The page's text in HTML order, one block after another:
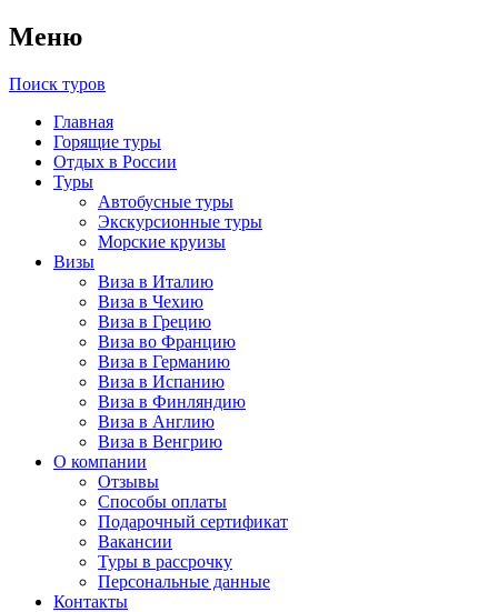
Меню
Поиск туров
Главная
Горящие туры
Отдых в России
Туры
Автобусные туры
Экскурсионные туры
Морские круизы
Визы
Виза в Италию
Виза в Чехию
Виза в Грецию
Виза во Францию
Виза в Германию
Виза в Испанию
Виза в Финляндию
Виза в Англию
Виза в Венгрию
О компании
Отзывы
Способы оплаты
Подарочный сертификат
Вакансии
Туры в рассрочку
Персональные данные
Контакты